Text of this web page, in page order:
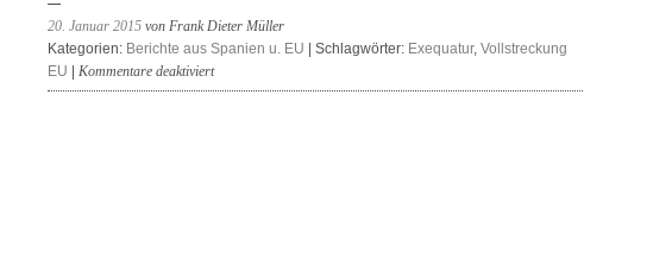
20. Januar 2015 von Frank Dieter Müller
Kategorien: Berichte aus Spanien u. EU | Schlagwörter: Exequatur, Vollstreckung
EU
Kommentare deaktiviertfür
Neufassung